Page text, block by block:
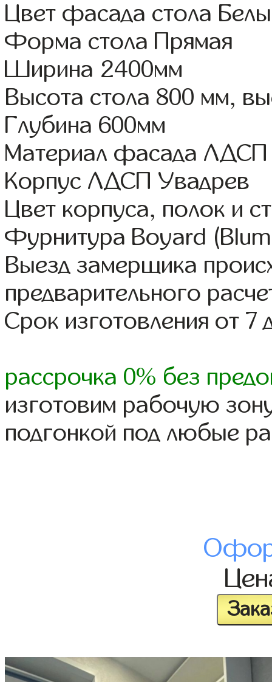
Цвет фасада стола
Форма стола Прямая
Ширина 2400мм
Высота стола 800 мм,
Глубина 600мм
Материал фасада ЛДСП
Корпус ЛДСП Увадрев
Цвет корпуса, полок и
Фурнитура Boyard
Выезд замерщика
предварительного
Срок изготовления от 7
рассрочка 0% без
изготовим рабочую
подгонкой под любые